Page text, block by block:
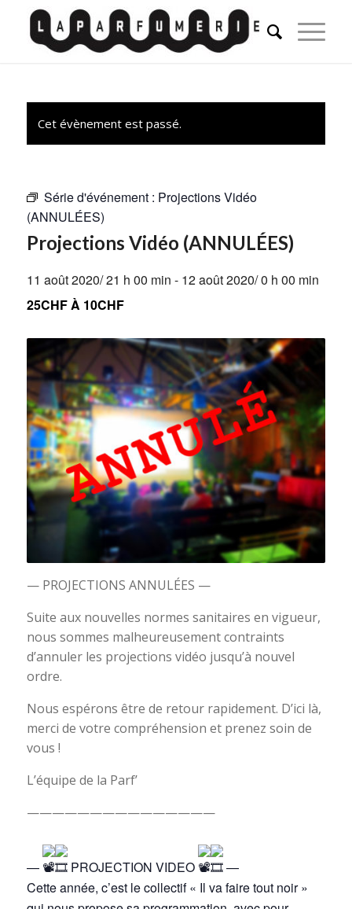
Cet évènement est passé.
Série d'événement : Projections Vidéo
(ANNULÉES)
Projections Vidéo (ANNULÉES)
11 août 2020/ 21 h 00 min - 12 août 2020/ 0 h 00 min
25CHF À 10CHF
— PROJECTIONS ANNULÉES —
Suite aux nouvelles normes sanitaires en vigueur,
nous sommes malheureusement contraints
d’annuler les projections vidéo jusqu’à nouvel
ordre.
Nous espérons être de retour rapidement. D’ici là,
merci de votre compréhension et prenez soin de
vous !
L’équipe de la Parf’
———————————————
— PROJECTION VIDEO
—
Cette année, c’est le collectif « Il va faire tout noir »